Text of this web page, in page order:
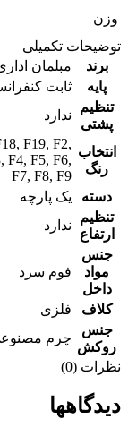
وزن
توضیحات تکمیلی
برند
مبلمان
پایه
ثابت
تنظیم
پشتی
ندارد
انتخاب
رنگ
, F19, F2,
, F4, F5, F6,
F7, F8, F9
دسته
یک پارچه
تنظیم
ارتفاع
ندارد
جنس
مواد
داخل
فوم سرد
کلاف
فلزی
جنس
روکش
چرم
نظرات (0)
دیدگاهها